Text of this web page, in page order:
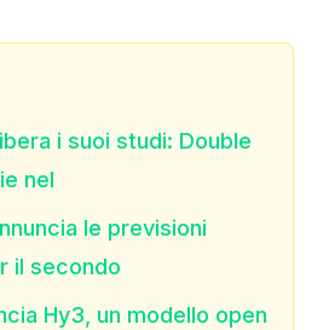
i suoi studi: Double
nel
le previsioni
il secondo
Hy3, un modello open